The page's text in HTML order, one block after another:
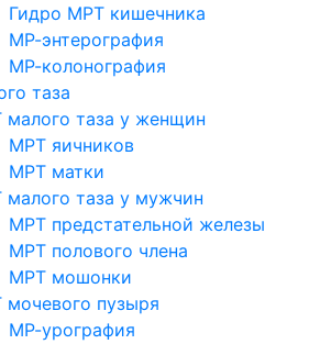
Гидро МРТ кишечника
МР-энтерография
МР-колонография
таза
таза у женщин
МРТ яичников
МРТ матки
таза у мужчин
МРТ предстательной железы
МРТ полового члена
МРТ мошонки
пузыря
МР-урография